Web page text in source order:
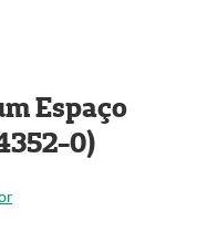
Espaço
0)